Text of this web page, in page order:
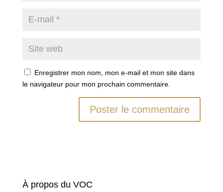
Enregistrer mon nom, mon e-mail et mon site dans
le navigateur pour mon prochain commentaire.
À propos du VOC